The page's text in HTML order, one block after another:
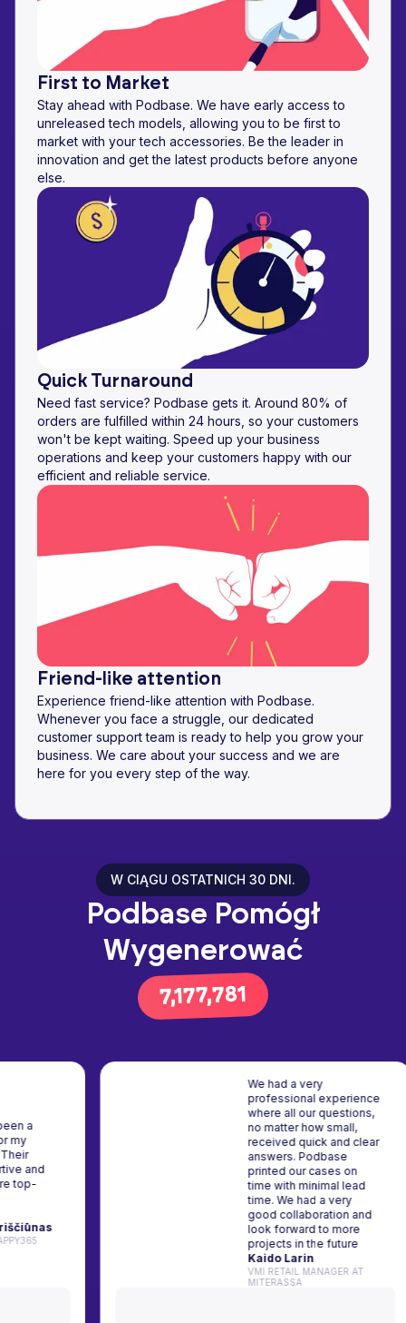
First to Market
Stay ahead with Podbase. We have early access to
unreleased tech models, allowing you to be first to
market with your tech accessories. Be the leader in
innovation and get the latest products before anyone
else.
Quick Turnaround
Need fast service? Podbase gets it. Around 80% of
orders are fulfilled within 24 hours, so your customers
won't be kept waiting. Speed up your business
operations and keep your customers happy with our
efficient and reliable service.
Friend-like attention
Experience friend-like attention with Podbase.
Whenever you face a struggle, our dedicated
customer support team is ready to help you grow your
business. We care about your success and we are
here for you every step of the way.
​W CIĄGU OSTATNICH 30 DNI.
Podbase Pomógł
Wygenerować
9,234,225
has been a
for my
work. Their
supportive and
are top-
Kriščiūnas
AT HAPPY365
We had a very
professional
where all our
no matter how small,
received quick and
answers. Podbase
printed our cases on
time with minimal
time. We had a very
good collaboration
look forward to
projects in the future
Kaido Larin
VMI RETAIL MANAGER
MITERASSA